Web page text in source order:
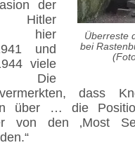
Überreste
bei
der
Hitler
hier
und
viele
Die
dass
über … die
von den ‚Most